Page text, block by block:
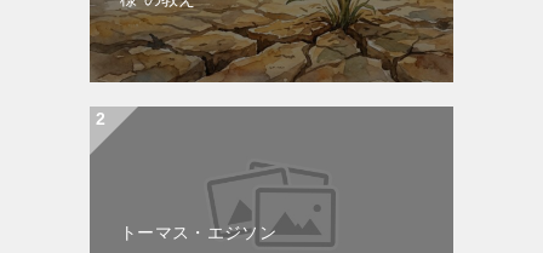
トーマス・エジソン